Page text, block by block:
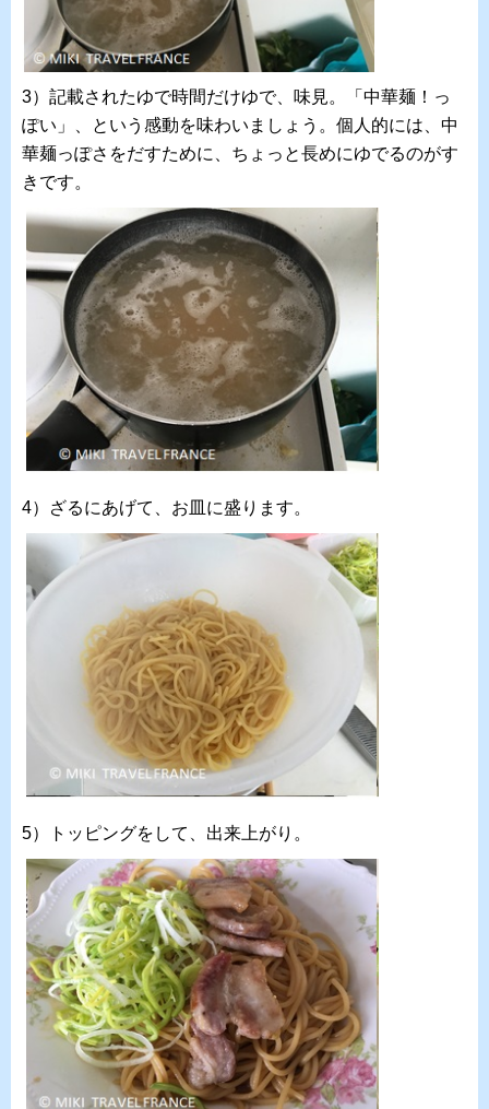
3）記載されたゆで時間だけゆで、味見。「中華麺！っ
ぽい」、という感動を味わいましょう。個人的には、中
華麺っぽさをだすために、ちょっと長めにゆでるのがす
きです。
4）ざるにあげて、お皿に盛ります。
5）トッピングをして、出来上がり。